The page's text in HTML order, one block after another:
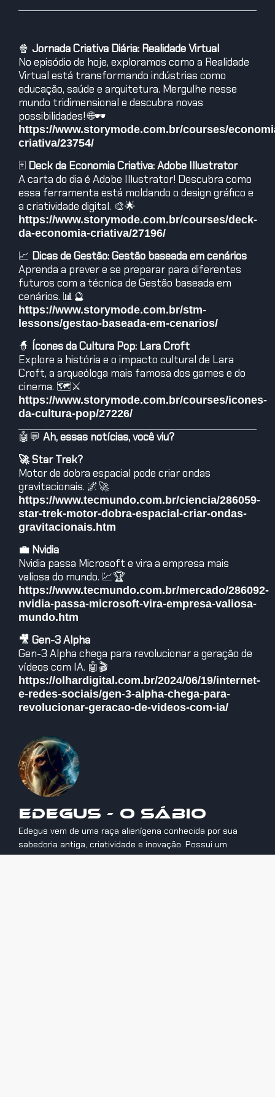
🍿 Jornada Criativa Diária: Realidade Virtual
No episódio de hoje, exploramos como a Realidade
Virtual está transformando indústrias como
educação, saúde e arquitetura. Mergulhe nesse
mundo tridimensional e descubra novas
possibilidades! 🌐🕶️
https://www.storymode.com.br/courses/
criativa/23754/
🃏 Deck da Economia Criativa: Adobe Illustrator
A carta do dia é Adobe Illustrator! Descubra como
essa ferramenta está moldando o design gráfico e
a criatividade digital. 🎨🌟
https://www.storymode.com.br/courses/deck-
da-economia-criativa/27196/
📈 Dicas de Gestão: Gestão baseada em cenários
Aprenda a prever e se preparar para diferentes
futuros com a técnica de Gestão baseada em
cenários. 📊🔮
https://www.storymode.com.br/stm-
lessons/gestao-baseada-em-cenarios/
🧙 Ícones da Cultura Pop: Lara Croft
Explore a história e o impacto cultural de Lara
Croft, a arqueóloga mais famosa dos games e do
cinema. 🗺️⚔️
https://www.storymode.com.br/courses/icones-
da-cultura-pop/27226/
🤖💬 Ah, essas notícias, você viu?
🚀 Star Trek?
Motor de dobra espacial pode criar ondas
gravitacionais. 🌌🚀
https://www.tecmundo.com.br/ciencia/286059-
star-trek-motor-dobra-espacial-criar-ondas-
gravitacionais.htm
💼 Nvidia
Nvidia passa Microsoft e vira a empresa mais
valiosa do mundo. 💹🏆
https://www.tecmundo.com.br/mercado/286092-
nvidia-passa-microsoft-vira-empresa-valiosa-
mundo.htm
🎥 Gen-3 Alpha
Gen-3 Alpha chega para revolucionar a geração de
vídeos com IA. 🤖🎬
https://olhardigital.com.br/2024/06/19/internet-
e-redes-sociais/gen-3-alpha-chega-para-
revolucionar-geracao-de-videos-com-ia/
Edegus - O Sábio
Edegus vem de uma raça alienígena conhecida por sua
sabedoria antiga, criatividade e inovação. Possui um
profundo conhecimento sobre Criatividade, Economia